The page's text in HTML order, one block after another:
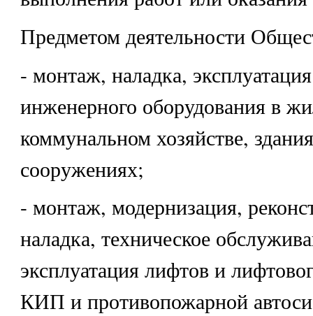
Предметом деятельности
- монтаж, наладка,
инженерного оборудования в
коммунальном хозяйстве,
сооружениях;
- монтаж, модернизация,
наладка, техническое
эксплуатация лифтов и
КИП и противопожарной